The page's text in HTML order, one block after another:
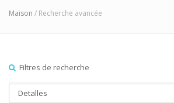
Maison / Recherche avancée
Filtres de recherche